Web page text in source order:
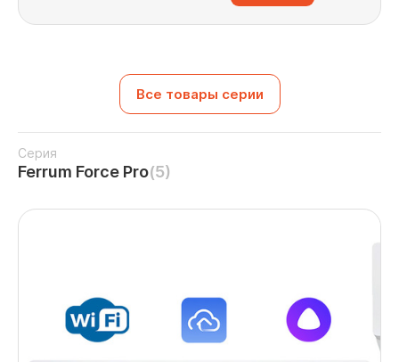
Все товары серии
Серия
Ferrum Force Pro(5)